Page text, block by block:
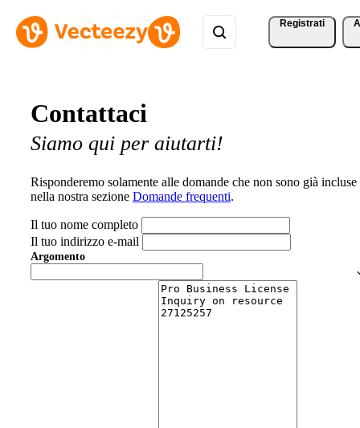
Registrati
Contattaci
Siamo qui per aiutarti!
Risponderemo solamente alle domande che non sono già incluse
nella nostra sezione Domande frequenti.
Il tuo nome completo
Il tuo indirizzo e-mail
Argomento